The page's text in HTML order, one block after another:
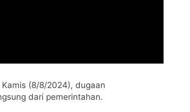
(8/8/2024), dugaan
dari pemerintahan.